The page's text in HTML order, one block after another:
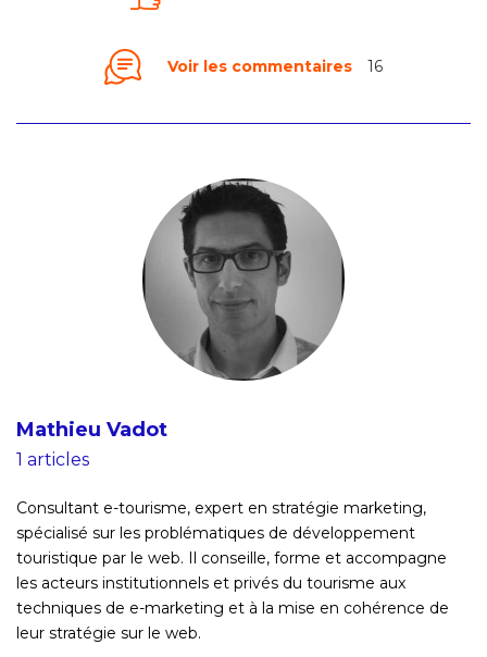
Voir les commentaires 16
Mathieu Vadot
1 articles
Consultant e-tourisme, expert en stratégie marketing,
spécialisé sur les problématiques de développement
touristique par le web. Il conseille, forme et accompagne
les acteurs institutionnels et privés du tourisme aux
techniques de e-marketing et à la mise en cohérence de
leur stratégie sur le web.